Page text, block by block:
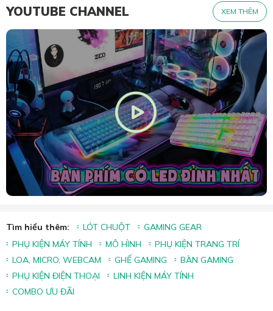
YOUTUBE CHANNEL XEM THÊM
Tìm hiểu thêm: LÓT CHUỘT
GAMING GEAR
PHỤ KIỆN MÁY TÍNH
MÔ HÌNH
PHỤ KIỆN TRANG TRÍ
LOA, MICRO, WEBCAM
GHẾ GAMING
BÀN GAMING
PHỤ KIỆN ĐIỆN THOẠI
LINH KIỆN MÁY TÍNH
COMBO ƯU ĐÃI